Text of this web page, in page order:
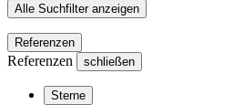
Alle Suchfilter anzeigen
Referenzen
Referenzen schließen
Sterne